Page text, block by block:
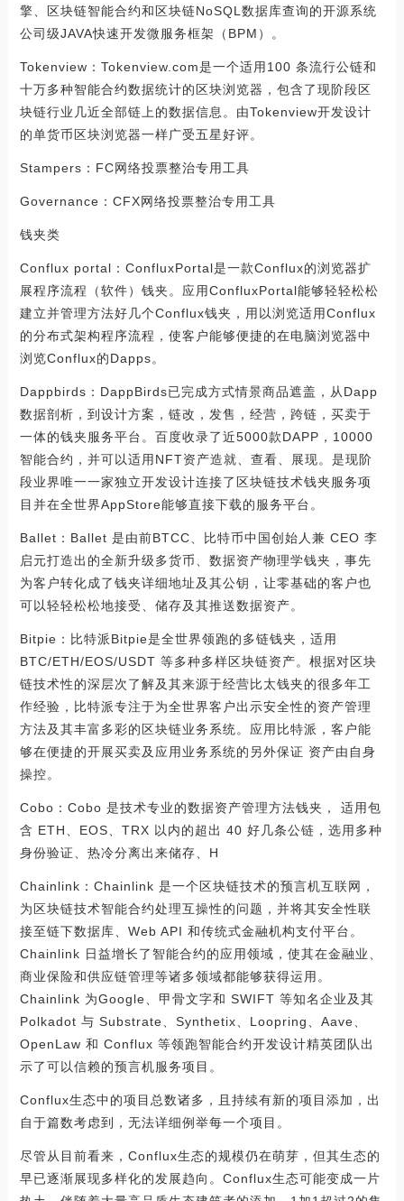
擎、区块链智能合约和区块链NoSQL数据库查询的开源系统
公司级JAVA快速开发微服务框架（BPM）。
Tokenview：Tokenview.com是一个适用100 条流行公链和
十万多种智能合约数据统计的区块浏览器，包含了现阶段区
块链行业几近全部链上的数据信息。由Tokenview开发设计
的单货币区块浏览器一样广受五星好评。
Stampers：FC网络投票整治专用工具
Governance：CFX网络投票整治专用工具
钱夹类
Conflux portal：ConfluxPortal是一款Conflux的浏览器扩
展程序流程（软件）钱夹。应用ConfluxPortal能够轻轻松松
建立并管理方法好几个Conflux钱夹，用以浏览适用Conflux
的分布式架构程序流程，使客户能够便捷的在电脑浏览器中
浏览Conflux的Dapps。
Dappbirds：DappBirds已完成方式情景商品遮盖，从Dapp
数据剖析，到设计方案，链改，发售，经营，跨链，买卖于
一体的钱夹服务平台。百度收录了近5000款DAPP，10000
智能合约，并可以适用NFT资产造就、查看、展现。是现阶
段业界唯一一家独立开发设计连接了区块链技术钱夹服务项
目并在全世界AppStore能够直接下载的服务平台。
Ballet：Ballet 是由前BTCC、比特币中国创始人兼 CEO 李
启元打造出的全新升级多货币、数据资产物理学钱夹，事先
为客户转化成了钱夹详细地址及其公钥，让零基础的客户也
可以轻轻松松地接受、储存及其推送数据资产。
Bitpie：比特派Bitpie是全世界领跑的多链钱夹，适用
BTC/ETH/EOS/USDT 等多种多样区块链资产。根据对区块
链技术性的深层次了解及其来源于经营比太钱夹的很多年工
作经验，比特派专注于为全世界客户出示安全性的资产管理
方法及其丰富多彩的区块链业务系统。应用比特派，客户能
够在便捷的开展买卖及应用业务系统的另外保证 资产由自身
操控。
Cobo：Cobo 是技术专业的数据资产管理方法钱夹， 适用包
含 ETH、EOS、TRX 以内的超出 40 好几条公链，选用多种
身份验证、热冷分离出来储存、H
Chainlink：Chainlink 是一个区块链技术的预言机互联网，
为区块链技术智能合约处理互操性的问题，并将其安全性联
接至链下数据库、Web API 和传统式金融机构支付平台。
Chainlink 日益增长了智能合约的应用领域，使其在金融业、
商业保险和供应链管理等诸多领域都能够获得运用。
Chainlink 为Google、甲骨文字和 SWIFT 等知名企业及其
Polkadot 与 Substrate、Synthetix、Loopring、Aave、
OpenLaw 和 Conflux 等领跑智能合约开发设计精英团队出
示了可以信赖的预言机服务项目。
Conflux生态中的项目总数诸多，且持续有新的项目添加，出
自于篇数考虑到，无法详细例举每一个项目。
尽管从目前看来，Conflux生态的规模仍在萌芽，但其生态的
早已逐渐展现多样化的发展趋向。Conflux生态可能变成一片